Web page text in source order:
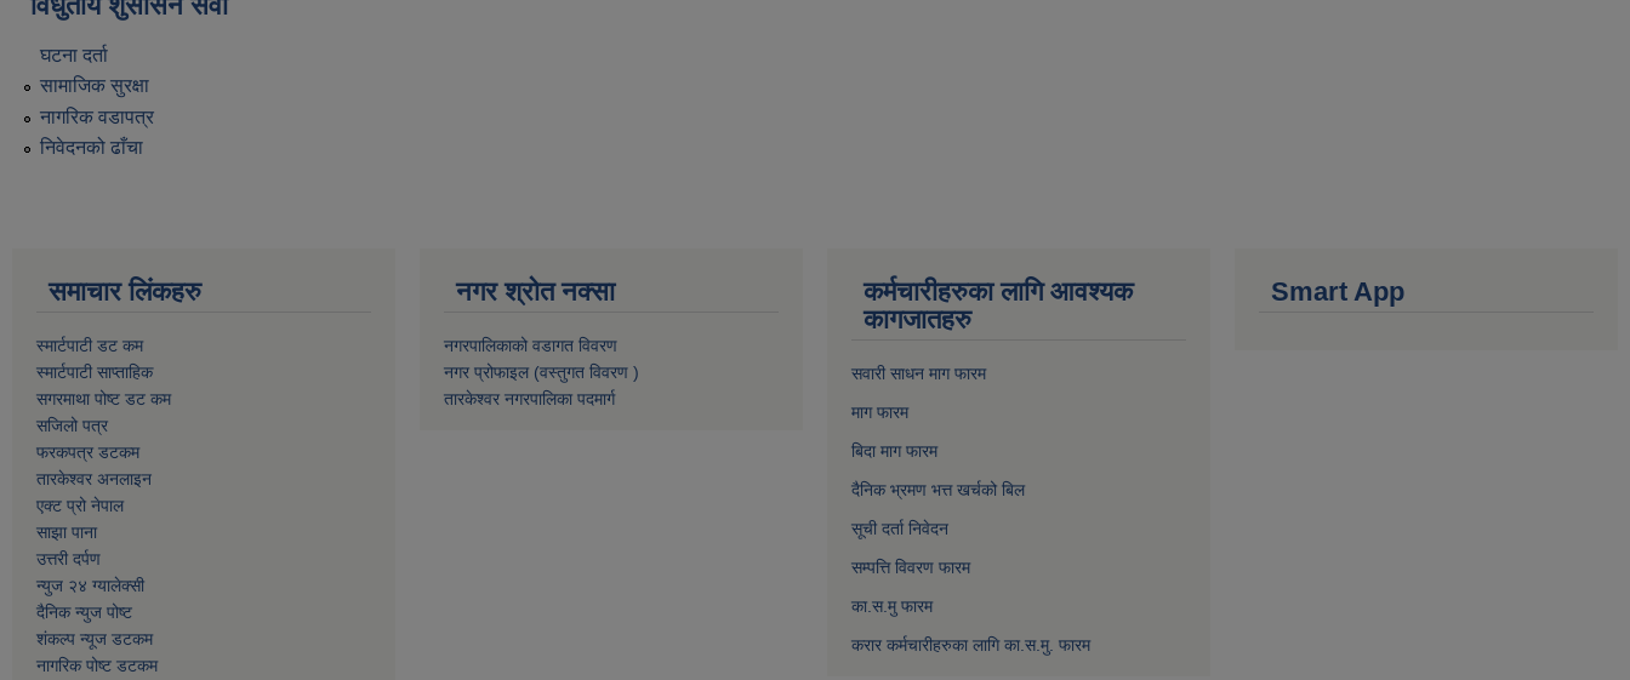
घटना दर्ता
सामाजिक सुरक्षा
नागरिक वडापत्र
निवेदनको ढाँचा
समाचार लिंकहरु
स्मार्टपाटी डट कम
स्मार्टपाटी साप्ताहिक
सगरमाथा पोष्ट डट कम
सजिलो पत्र
फरकपत्र डटकम
तारकेश्वर अनलाइन
एक्ट प्रो नेपाल
साझा पाना
उत्तरी दर्पण
न्युज २४ ग्यालेक्सी
दैनिक न्युज पोष्ट
शंकल्प न्यूज डटकम
नागरिक पोष्ट डटकम
नगर श्रोत नक्सा
नगरपालिकाको वडागत विवरण
नगर प्रोफाइल (वस्तुगत विवरण )
तारकेश्वर नगरपालिका पदमार्ग
कर्मचारीहरुका लागि आवश्यक
कागजातहरु
सवारी साधन माग फारम
माग फारम
बिदा माग फारम
दैनिक भ्रमण भत्त खर्चको बिल
सूची दर्ता निवेदन
सम्पत्ति विवरण फारम
का.स.मु फारम
करार कर्मचारीहरुका लागि का.स.मु. फारम
Smart App